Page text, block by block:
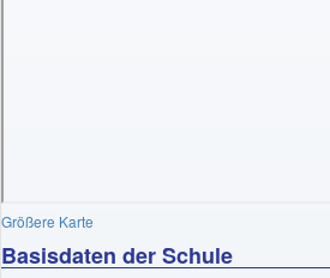
Größere Karte
Basisdaten der Schule